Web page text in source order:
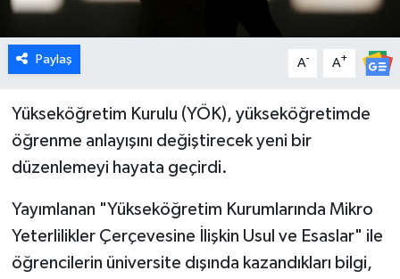
Paylaş A- A+
Yükseköğretim Kurulu (YÖK), yükseköğretimde
öğrenme anlayışını değiştirecek yeni bir
düzenlemeyi hayata geçirdi.
Yayımlanan "Yükseköğretim Kurumlarında Mikro
Yeterlilikler Çerçevesine İlişkin Usul ve Esaslar" ile
öğrencilerin üniversite dışında kazandıkları bilgi,
Gediz
Genel
Hisarcık
Köşe Yazıları